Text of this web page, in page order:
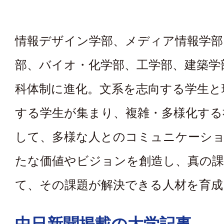
情報デザイン学部、メディア情報学
部、バイオ・化学部、工学部、建築
科体制に進化。文系を志向する学生
する学生が集まり、複雑・多様化す
して、多様な人とのコミュニケーシ
たな価値やビジョンを創造し、真の
て、その課題が解決できる人材を育